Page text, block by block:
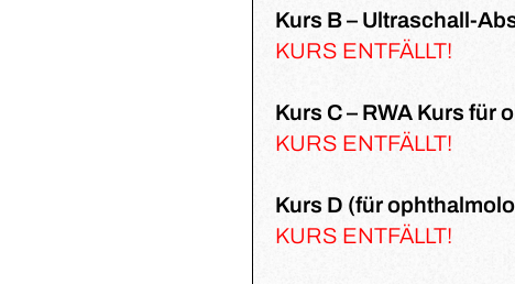
Kurs B – Ultraschall-
KURS ENTFÄLLT!
Kurs C – RWA Kurs für
KURS ENTFÄLLT!
Kurs D (für
KURS ENTFÄLLT!